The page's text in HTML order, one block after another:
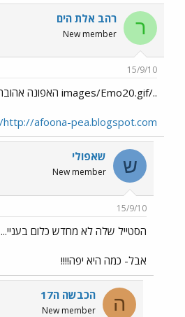
ר רהב אלת הים
New member
15/9/10
../images/Emo20.gif האפונה אהובה עלי ביותר
http://afoona-pea.blogspot.com/
ש שאפולי
New member
15/9/10
הסטייל שלה לא מחדש כלום בעניי...
אבל- כמה היא יפה!!!!
ה הכבשה ה17
New member